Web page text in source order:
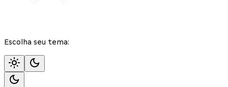
Escolha seu tema: